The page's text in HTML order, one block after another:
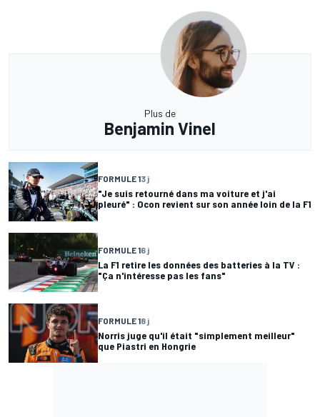
Plus de
Benjamin Vinel
FORMULE 13 j
"Je suis retourné dans ma voiture et j'ai
pleuré" : Ocon revient sur son année loin de la F1
FORMULE 16 j
La F1 retire les données des batteries à la TV :
"Ça n'intéresse pas les fans"
FORMULE 18 j
Norris juge qu'il était "simplement meilleur"
que Piastri en Hongrie